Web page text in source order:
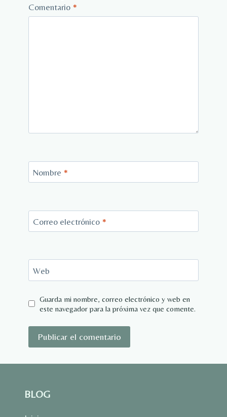
Comentario *
Nombre *
Correo electrónico *
Web
Guarda mi nombre, correo electrónico y web en
este navegador para la próxima vez que comente.
BLOG